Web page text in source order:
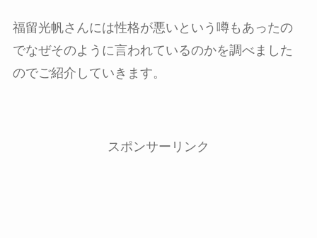
福留光帆さんには性格が悪いという噂もあったの
でなぜそのように言われているのかを調べました
のでご紹介していきます。
スポンサーリンク